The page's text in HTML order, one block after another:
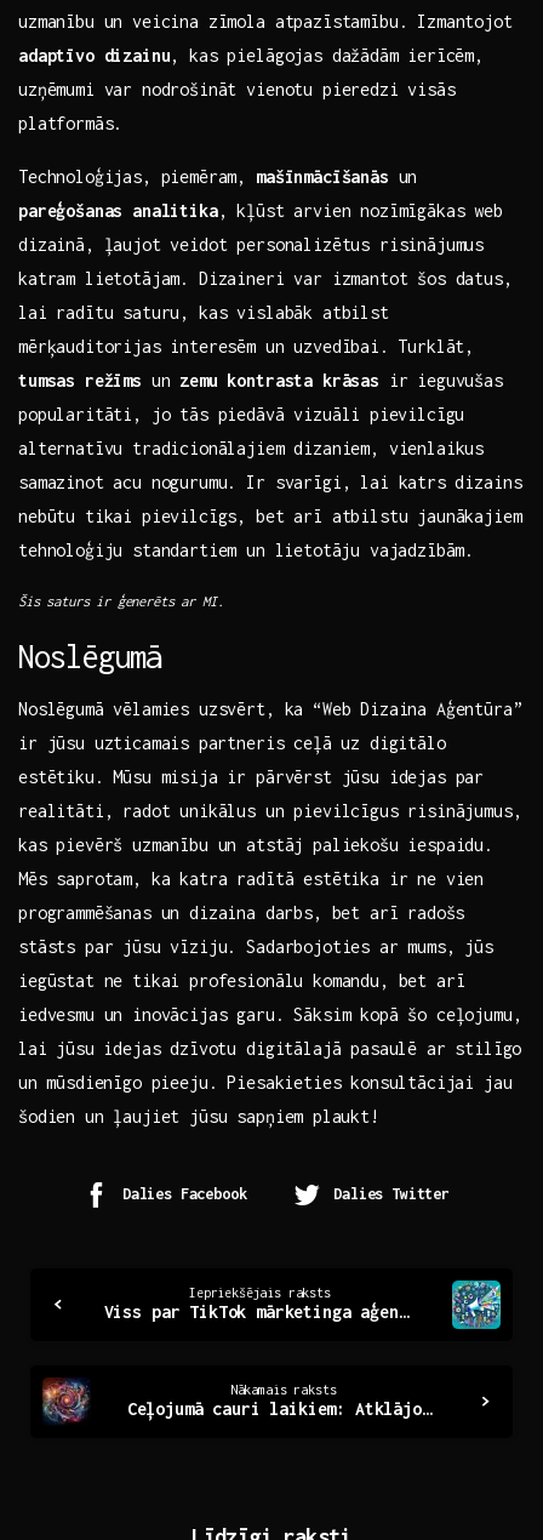
uzmanību un veicina ​zīmola atpazīstamību. Izmantojot
adaptīvo‍ dizainu, kas pielāgojas dažādām⁢ ierīcēm,
uzņēmumi var nodrošināt‍ vienotu pieredzi visās
platformās.
Technoloģijas,‍ piemēram, mašīnmācīšanās un
pareģošanas‍ analitika, kļūst arvien nozīmīgākas web
dizainā, ļaujot veidot personalizētus risinājumus
katram lietotājam. Dizaineri var izmantot šos datus,
lai‌ radītu saturu, kas ​vislabāk ‍atbilst
mērķauditorijas interesēm un uzvedībai.⁢ Turklāt,⁢
tumsas režīms un zemu kontrasta‍ krāsas ir ieguvušas
popularitāti, jo tās ​piedāvā vizuāli⁢ pievilcīgu
alternatīvu tradicionālajiem dizaniem, vienlaikus​
samazinot acu nogurumu. Ir svarīgi, lai katrs⁣ dizains
nebūtu tikai pievilcīgs,​ bet arī atbilstu jaunākajiem
tehnoloģiju standartiem ⁤un lietotāju vajadzībām.
Šis saturs ir ģenerēts ar MI.
Noslēgumā
Noslēgumā vēlamies uzsvērt, ka “Web Dizaina Aģentūra”
ir jūsu uzticamais⁣ partneris ceļā uz digitālo
estētiku. Mūsu misija ir pārvērst jūsu idejas‍ par
realitāti, radot unikālus un pievilcīgus risinājumus,
kas pievērš uzmanību un atstāj paliekošu iespaidu.
Mēs saprotam, ka katra radītā estētika ir ne vien
programmēšanas un dizaina ⁣darbs,‌ bet arī radošs
stāsts par jūsu vīziju. Sadarbojoties ar mums, jūs
iegūstat ne tikai profesionālu ‍komandu, bet arī
iedvesmu un ​inovācijas garu. Sāksim‌ kopā šo‌ ceļojumu,
lai jūsu⁣ idejas dzīvotu digitālajā pasaulē ⁤ar stilīgo
un ⁤mūsdienīgo pieeju. Piesakieties konsultācijai jau
šodien un ļaujiet‌ jūsu sapņiem⁣ plaukt!
Dalies Facebook Dalies Twitter
Reading
Iepriekšējais raksts
Viss par TikTok mārketinga aģentūru: Panākumi un stratēģijas
Nākamais raksts
Ceļojumā cauri laikiem: Atklājot pagātnes noslēpumus